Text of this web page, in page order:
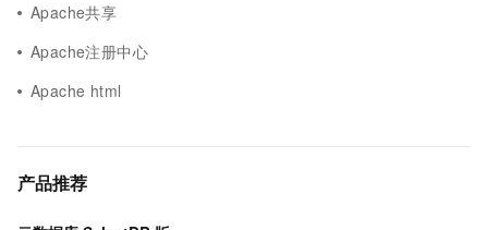
Apache共享
Apache注册中心
Apache html
产品推荐